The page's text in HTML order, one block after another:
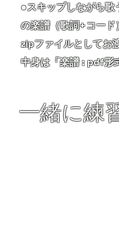
●スキップしながら歌
の楽譜（歌詞+コード
zipファイルとしてお
中身は「楽譜 : pdf形
一緒に練